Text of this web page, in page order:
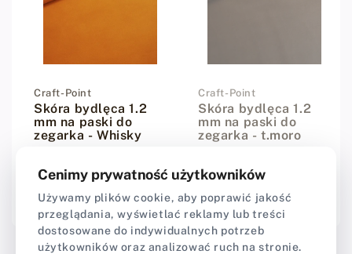
Dostawca:
Craft-Point
Skóra bydlęca 1.2
mm na paski do
zegarka - Whisky
Cena regularna
18,00 zł
Dostawca:
Craft-Point
Skóra bydlęca 1.2
mm na paski do
zegarka - t.moro
Cenimy prywatność użytkowników
Używamy plików cookie, aby poprawić jakość
przeglądania, wyświetlać reklamy lub treści
dostosowane do indywidualnych potrzeb
użytkowników oraz analizować ruch na stronie.